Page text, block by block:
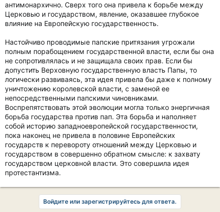
антимонархично. Сверх того она привела к борьбе между
Церковью и государством, явление, оказавшее глубокое
влияние на Европейскую государственность.
Настойчиво проводимые папские притязания угрожали
полным порабощением государственной власти, если бы она
не сопротивлялась и не защищала своих прав. Если бы
допустить Верховную государственную власть Папы, то
логически развиваясь, эта идея привела бы даже к полному
уничтожению королевской власти, с заменой ее
непосредственными папскими чиновниками.
Воспрепятствовать этой эволюции могла только энергичная
борьба государства против пап. Эта борьба и наполняет
собой историю западноевропейской государственности,
пока наконец не привела в половине Европейских
государств к перевороту отношений между Церковью и
государством в совершенно обратном смысле: к захвату
государством церковной власти. Это совершила идея
протестантизма.
Войдите или зарегистрируйтесь для ответа.